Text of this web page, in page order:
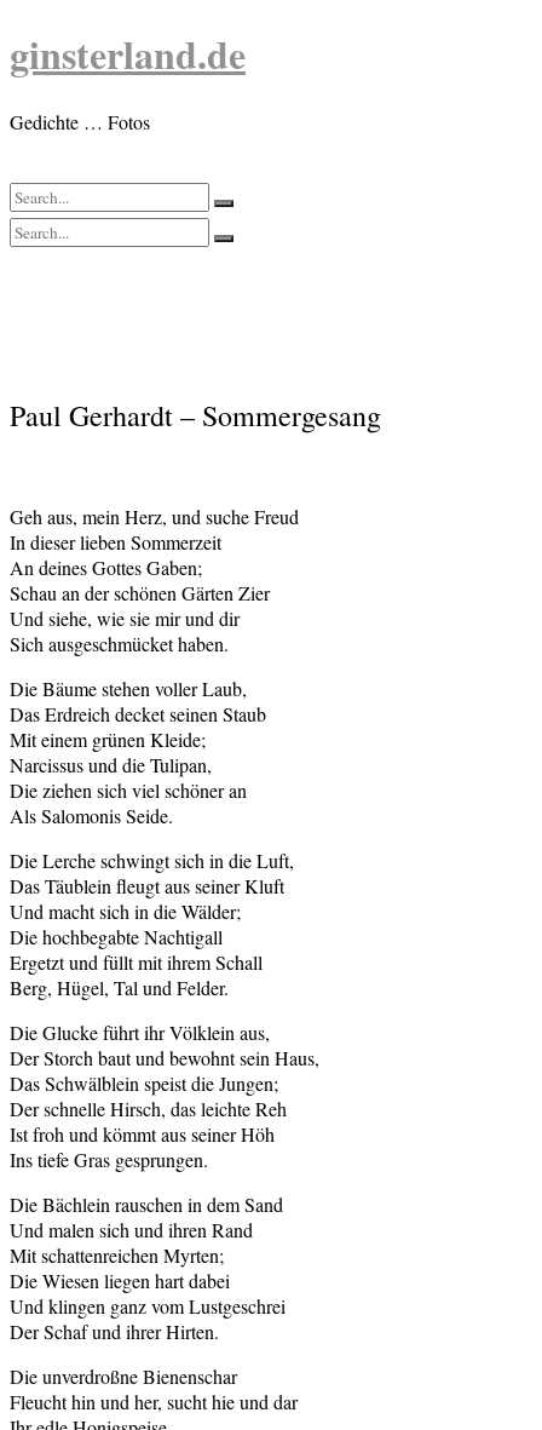
Skip
to
ginsterland.de
Gedichte … Fotos
Paul Gerhardt – Sommergesang
Geh aus, mein Herz, und suche Freud
In dieser lieben Sommerzeit
An deines Gottes Gaben;
Schau an der schönen Gärten Zier
Und siehe, wie sie mir und dir
Sich ausgeschmücket haben.
Die Bäume stehen voller Laub,
Das Erdreich decket seinen Staub
Mit einem grünen Kleide;
Narcissus und die Tulipan,
Die ziehen sich viel schöner an
Als Salomonis Seide.
Die Lerche schwingt sich in die Luft,
Das Täublein fleugt aus seiner Kluft
Und macht sich in die Wälder;
Die hochbegabte Nachtigall
Ergetzt und füllt mit ihrem Schall
Berg, Hügel, Tal und Felder.
Die Glucke führt ihr Völklein aus,
Der Storch baut und bewohnt sein Haus,
Das Schwälblein speist die Jungen;
Der schnelle Hirsch, das leichte Reh
Ist froh und kömmt aus seiner Höh
Ins tiefe Gras gesprungen.
Die Bächlein rauschen in dem Sand
Und malen sich und ihren Rand
Mit schattenreichen Myrten;
Die Wiesen liegen hart dabei
Und klingen ganz vom Lustgeschrei
Der Schaf und ihrer Hirten.
Die unverdroßne Bienenschar
Fleucht hin und her, sucht hie und dar